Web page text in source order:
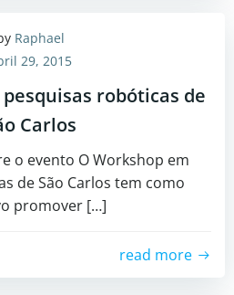
Raphael
29, 2015
robóticas de
Carlos
o evento O Workshop em
de São Carlos tem como
promover […]
read more